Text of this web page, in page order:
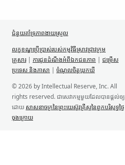
ជំនួយគាំទ្រ​ភាពងាយស្រួល
លក្ខខណ្ឌ​ប្រើប្រាស់​របស់​កម្មវិធី​ស្រាវជ្រាវ​ក្រុម
គ្រួសារ | ការជូន​ដំណឹង​អំពី​ឯកជនភាព | ជម្រើស
ប្រទេស និង​ភាសា | ចំណូលចិត្ត​ឃុកឃី
© 2026 by Intellectual Reserve, Inc. All
rights reserved. ជា​សេវាកម្ម​មួយ​ដែល​បាន​ផ្ដល់​ឲ្យ​
ដោយ សាសនាចក្រ​នៃ​ព្រះយេស៊ូវគ្រីស្ទ​នៃ​ពួក​បរិសុទ្ធ​ថ្ងៃ​
ចុង​ក្រោយ